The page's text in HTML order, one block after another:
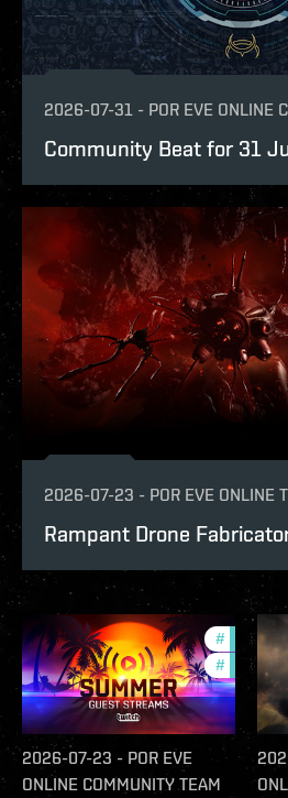
2026-07-31 - POR EVE ONLINE
Community Beat for 31
2026-07-23 - POR EVE ONLINE
Rampant Drone
# ccptv
#
2026-07-23 - POR EVE
ONLINE COMMUNITY TEAM